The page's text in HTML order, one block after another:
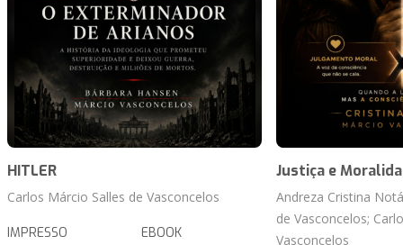
HITLER
Carlos Márcio Salles de Vasconcelos
IMPRESSO EBOOK
Justiça e
Andreza Cristina
de Vasconcelos;
Vasconcelos